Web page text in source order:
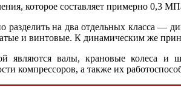
которое составляет примерно 0,3
на два отдельных класса
и винтовые. К динамическим же
являются валы, крановые колеса
компрессоров, а также их